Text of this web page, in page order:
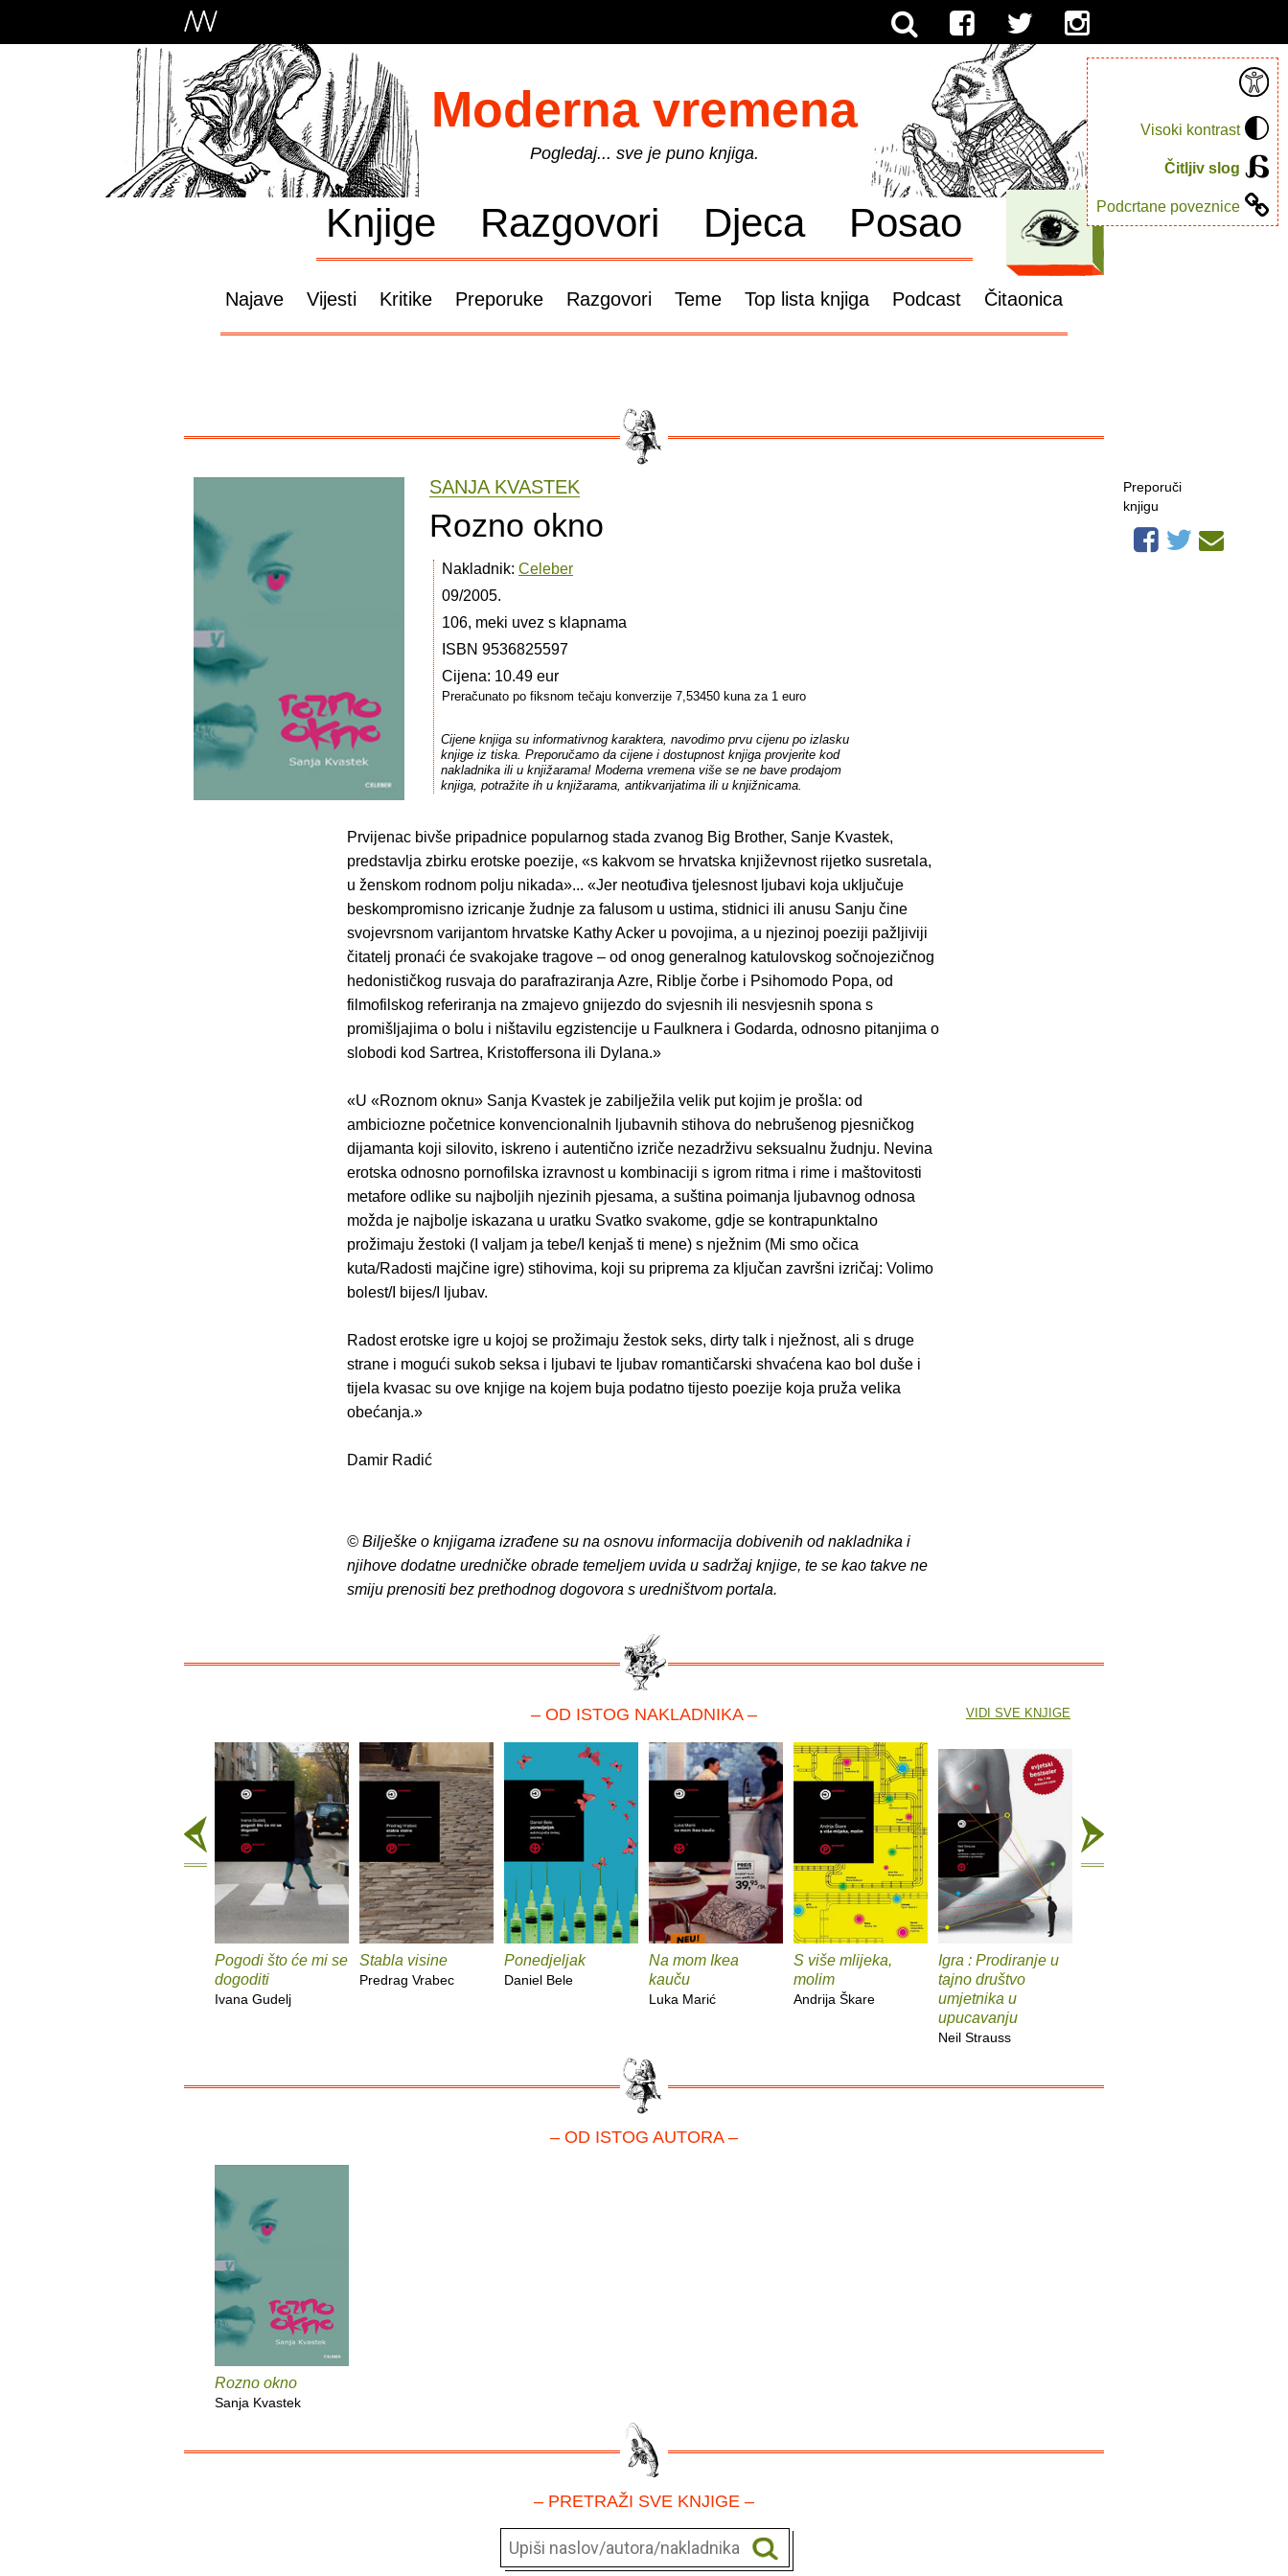
Visoki kontrast
Čitljiv slog
Podcrtane poveznice
Moderna vremena
Pogledaj... sve je puno knjiga.
Knjige Razgovori Djeca Posao
Najave Vijesti Kritike Preporuke Razgovori Teme Top lista knjiga Podcast Čitaonica
SANJA KVASTEK
Rozno okno
Nakladnik: Celeber
09/2005.
106, meki uvez s klapnama
ISBN 9536825597
Cijena: 10.49 eur
Preračunato po fiksnom tečaju konverzije 7,53450 kuna za 1 euro
Cijene knjiga su informativnog karaktera, navodimo prvu cijenu po izlasku
knjige iz tiska. Preporučamo da cijene i dostupnost knjiga provjerite kod
nakladnika ili u knjižarama! Moderna vremena više se ne bave prodajom
knjiga, potražite ih u knjižarama, antikvarijatima ili u knjižnicama.
Prvijenac bivše pripadnice popularnog stada zvanog Big Brother, Sanje Kvastek,
predstavlja zbirku erotske poezije, «s kakvom se hrvatska književnost rijetko susretala,
u ženskom rodnom polju nikada»... «Jer neotuđiva tjelesnost ljubavi koja uključuje
beskompromisno izricanje žudnje za falusom u ustima, stidnici ili anusu Sanju čine
svojevrsnom varijantom hrvatske Kathy Acker u povojima, a u njezinoj poeziji pažljiviji
čitatelj pronaći će svakojake tragove – od onog generalnog katulovskog sočnojezičnog
hedonističkog rusvaja do parafraziranja Azre, Riblje čorbe i Psihomodo Popa, od
filmofilskog referiranja na zmajevo gnijezdo do svjesnih ili nesvjesnih spona s
promišljajima o bolu i ništavilu egzistencije u Faulknera i Godarda, odnosno pitanjima o
slobodi kod Sartrea, Kristoffersona ili Dylana.»
«U «Roznom oknu» Sanja Kvastek je zabilježila velik put kojim je prošla: od
ambiciozne početnice konvencionalnih ljubavnih stihova do nebrušenog pjesničkog
dijamanta koji silovito, iskreno i autentično izriče nezadrživu seksualnu žudnju. Nevina
erotska odnosno pornofilska izravnost u kombinaciji s igrom ritma i rime i maštovitosti
metafore odlike su najboljih njezinih pjesama, a suština poimanja ljubavnog odnosa
možda je najbolje iskazana u uratku Svatko svakome, gdje se kontrapunktalno
prožimaju žestoki (I valjam ja tebe/I kenjaš ti mene) s nježnim (Mi smo očica
kuta/Radosti majčine igre) stihovima, koji su priprema za ključan završni izričaj: Volimo
bolest/I bijes/I ljubav.
Radost erotske igre u kojoj se prožimaju žestok seks, dirty talk i nježnost, ali s druge
strane i mogući sukob seksa i ljubavi te ljubav romantičarski shvaćena kao bol duše i
tijela kvasac su ove knjige na kojem buja podatno tijesto poezije koja pruža velika
obećanja.»
Damir Radić
© Bilješke o knjigama izrađene su na osnovu informacija dobivenih od nakladnika i
njihove dodatne uredničke obrade temeljem uvida u sadržaj knjige, te se kao takve ne
smiju prenositi bez prethodnog dogovora s uredništvom portala.
Preporuči
knjigu
– OD ISTOG NAKLADNIKA –
Pogodi što će mi se
dogoditi
Ivana Gudelj
Stabla visine
Predrag Vrabec
Ponedjeljak
Daniel Bele
Na mom Ikea
kauču
Luka Marić
S više mlijeka,
molim
Andrija Škare
Igra : Prodiranje u
tajno društvo
umjetnika u
upucavanju
Neil Strauss
VIDI SVE KNJIGE
– OD ISTOG AUTORA –
Rozno okno
Sanja Kvastek
– PRETRAŽI SVE KNJIGE –